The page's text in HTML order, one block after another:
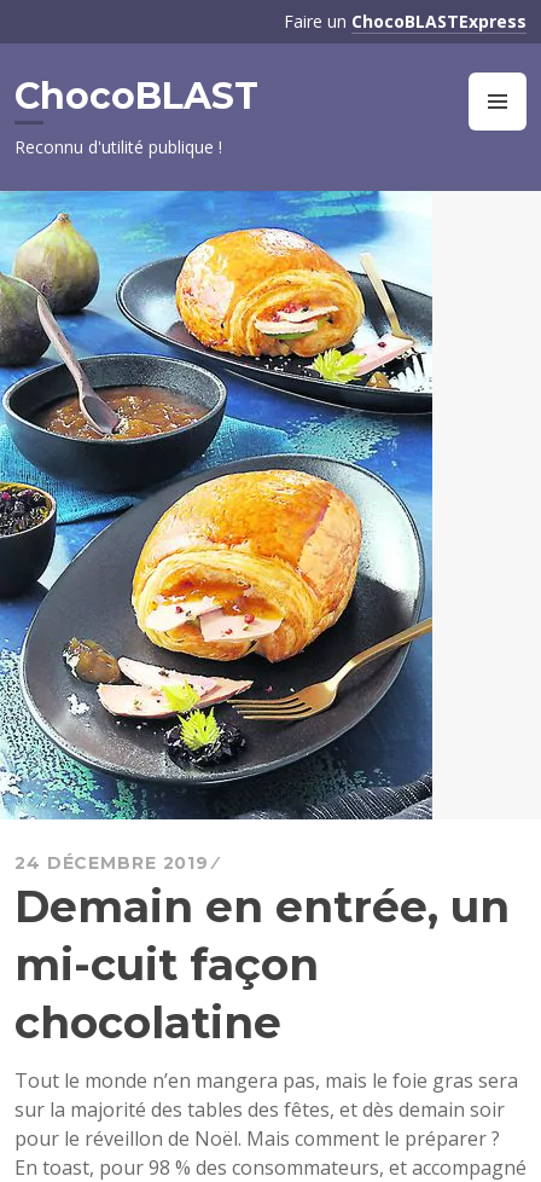
au
principal
Faire un ChocoBLASTExpress
ChocoBLAST
Reconnu d'utilité publique !
24 DÉCEMBRE 2019
Demain en entrée, un
mi-cuit façon
chocolatine
Tout le monde n’en mangera pas, mais le foie gras sera
sur la majorité des tables des fêtes, et dès demain soir
pour le réveillon de Noël. Mais comment le préparer ?
En toast, pour 98 % des consommateurs, et accompagné